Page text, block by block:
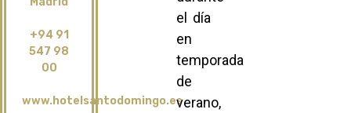
+94 91
547 98
00
www.hotelsantodomingo.es
el día
en
temporada
de
verano,